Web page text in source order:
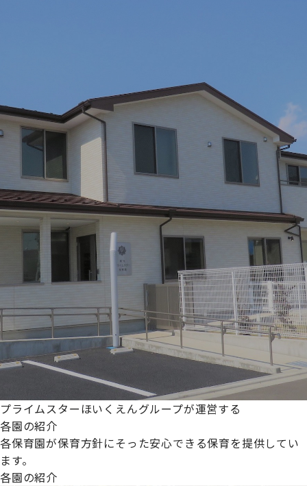
プライムスターほいくえんグループが運営する
各園の紹介
各保育園が保育方針にそった安心できる保育を提供してい
ます。
各園の紹介